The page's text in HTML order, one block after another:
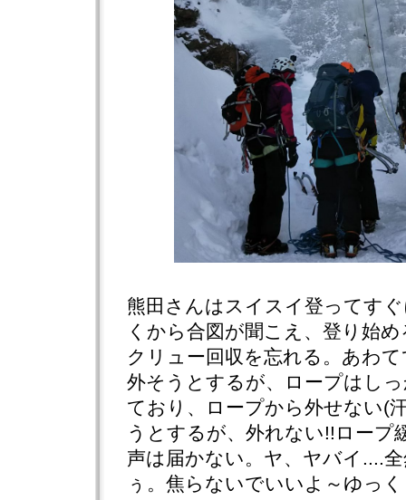
熊田さんはスイスイ登ってす
くから合図が聞こえ、登り始
クリュー回収を忘れる。あわ
外そうとするが、ロープはし
ており、ロープから外せない(
うとするが、外れない!!ロープ
声は届かない。ヤ、ヤバイ....
ぅ。焦らないでいいよ～ゆっ